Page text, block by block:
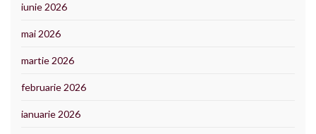
iunie 2026
mai 2026
martie 2026
februarie 2026
ianuarie 2026